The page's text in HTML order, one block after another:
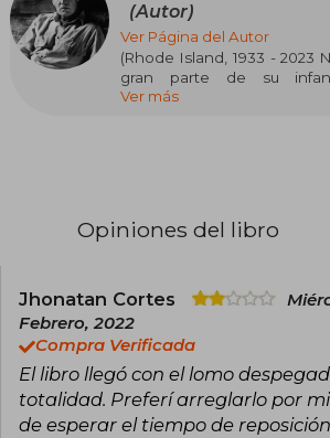
(Autor)
Ver Página del Autor
(Rhode Island, 1933 - 2023
gran parte de su
Tennessee, donde tendrán
carretera y del National
estadounidenses de su
se encasilla dentro del
por su complejidad
violencia que presenta. Sus
exterior, Hijo de Dios y
comparadas con la obra de
Flannery O'Connor.
Ver más
Opiniones del libro
Jhonatan Cortes
Febrero, 2022
Compra Verificada
El libro llegó con el lomo
totalidad. Preferí arreglarlo por
de esperar el tiempo de